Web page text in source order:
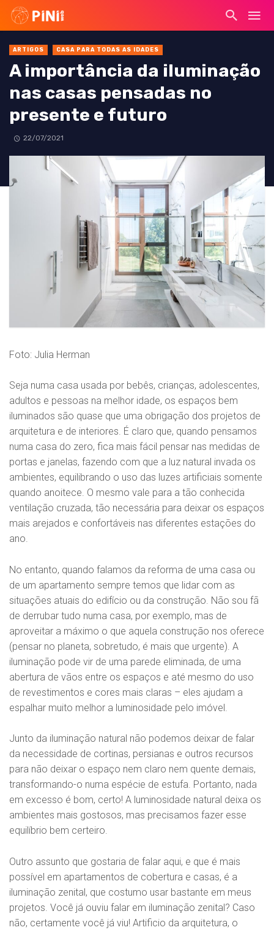
ARTIGOS CASA PARA TODAS AS IDADES
A importância da iluminação
nas casas pensadas no
presente e futuro
22/07/2021
Foto: Julia Herman
Seja numa casa usada por bebês, crianças, adolescentes,
adultos e pessoas na melhor idade, os espaços bem
iluminados são quase que uma obrigação dos projetos de
arquitetura e de interiores. É claro que, quando pensamos
numa casa do zero, fica mais fácil pensar nas medidas de
portas e janelas, fazendo com que a luz natural invada os
ambientes, equilibrando o uso das luzes artificiais somente
quando anoitece. O mesmo vale para a tão conhecida
ventilação cruzada, tão necessária para deixar os espaços
mais arejados e confortáveis nas diferentes estações do
ano.
No entanto, quando falamos da reforma de uma casa ou
de um apartamento sempre temos que lidar com as
situações atuais do edifício ou da construção. Não sou fã
de derrubar tudo numa casa, por exemplo, mas de
aproveitar a máximo o que aquela construção nos oferece
(pensar no planeta, sobretudo, é mais que urgente). A
iluminação pode vir de uma parede eliminada, de uma
abertura de vãos entre os espaços e até mesmo do uso
de revestimentos e cores mais claras – eles ajudam a
espalhar muito melhor a luminosidade pelo imóvel.
Junto da iluminação natural não podemos deixar de falar
da necessidade de cortinas, persianas e outros recursos
para não deixar o espaço nem claro nem quente demais,
transformando-o numa espécie de estufa. Portanto, nada
em excesso é bom, certo! A luminosidade natural deixa os
ambientes mais gostosos, mas precisamos fazer esse
equilíbrio bem certeiro.
Outro assunto que gostaria de falar aqui, e que é mais
possível em apartamentos de cobertura e casas, é a
iluminação zenital, que costumo usar bastante em meus
projetos. Você já ouviu falar em iluminação zenital? Caso
não, certamente você já viu! Artificio da arquitetura, o